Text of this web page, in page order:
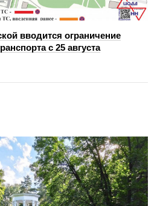
вводится ограничение
с 25 августа